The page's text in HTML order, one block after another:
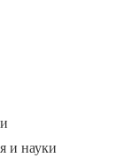
и науки